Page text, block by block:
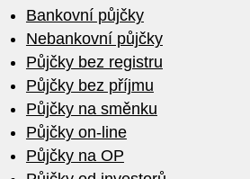
Bankovní půjčky
Nebankovní půjčky
Půjčky bez registru
Půjčky bez příjmu
Půjčky na směnku
Půjčky on-line
Půjčky na OP